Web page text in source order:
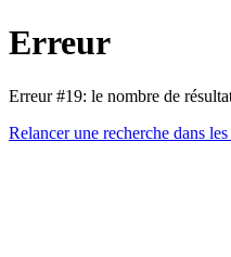
Erreur
Erreur #19: le nombre de
Relancer une recherche dans